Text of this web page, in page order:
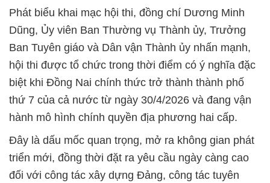
Phát biểu khai mạc hội thi, đồng chí Dương Minh
Dũng, Ủy viên Ban Thường vụ Thành ủy, Trưởng
Ban Tuyên giáo và Dân vận Thành ủy nhấn mạnh,
hội thi được tổ chức trong thời điểm có ý nghĩa đặc
biệt khi Đồng Nai chính thức trở thành thành phố
thứ 7 của cả nước từ ngày 30/4/2026 và đang vận
hành mô hình chính quyền địa phương hai cấp.
Đây là dấu mốc quan trọng, mở ra không gian phát
triển mới, đồng thời đặt ra yêu cầu ngày càng cao
đối với công tác xây dựng Đảng, công tác tuyên